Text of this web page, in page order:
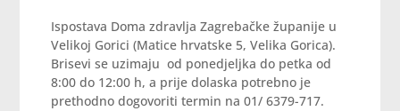
Ispostava Doma zdravlja Zagrebačke županije u
Velikoj Gorici (Matice hrvatske 5, Velika Gorica).
Brisevi se uzimaju od ponedjeljka do petka od
8:00 do 12:00 h, a prije dolaska potrebno je
prethodno dogovoriti termin na 01/ 6379-717.